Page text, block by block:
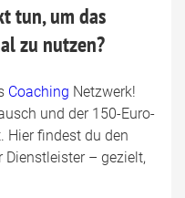
tun, um das
zu nutzen?
Coaching Netzwerk!
und der 150-Euro-
Hier findest du den
Dienstleister – gezielt,